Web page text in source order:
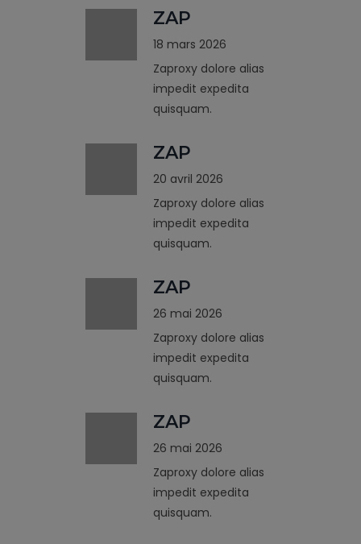
ZAP
18 mars 2026
Zaproxy dolore alias
impedit expedita
quisquam.
ZAP
20 avril 2026
Zaproxy dolore alias
impedit expedita
quisquam.
ZAP
26 mai 2026
Zaproxy dolore alias
impedit expedita
quisquam.
ZAP
26 mai 2026
Zaproxy dolore alias
impedit expedita
quisquam.